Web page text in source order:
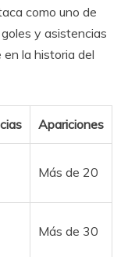
como uno de
y asistencias
la historia del
Apariciones
Más de 20
Más de 30